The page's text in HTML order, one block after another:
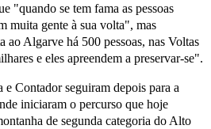
"quando se tem fama as pessoas
muita gente à sua volta", mas
ao Algarve há 500 pessoas, nas Voltas
e eles apreendem a preservar-se".
Contador seguiram depois para a
iniciaram o percurso que hoje
de segunda categoria do Alto